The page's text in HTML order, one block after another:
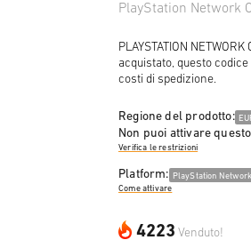
PlayStation Network
PLAYSTATION
acquistato, questo
costi di spedizione.
Regione del prodotto:
Non puoi attivare
Verifica le restrizioni
Platform: PlayStation Network
Come attivare
4223 Venduto!